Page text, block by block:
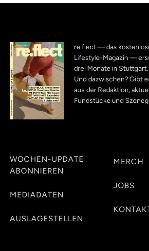
re.flect — das
Lifestyle-Magazin —
drei Monate in Stuttgart.
Und dazwischen? Gibt
aus der Redaktion,
Fundstücke und
WOCHEN-UPDATE
ABONNIEREN
MEDIADATEN
AUSLAGESTELLEN
MERCH
JOBS